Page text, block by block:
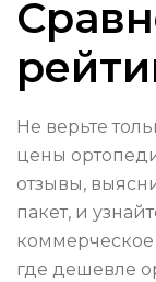
Не верьте
цены
отзывы,
пакет, и
коммерческое
где дешевле